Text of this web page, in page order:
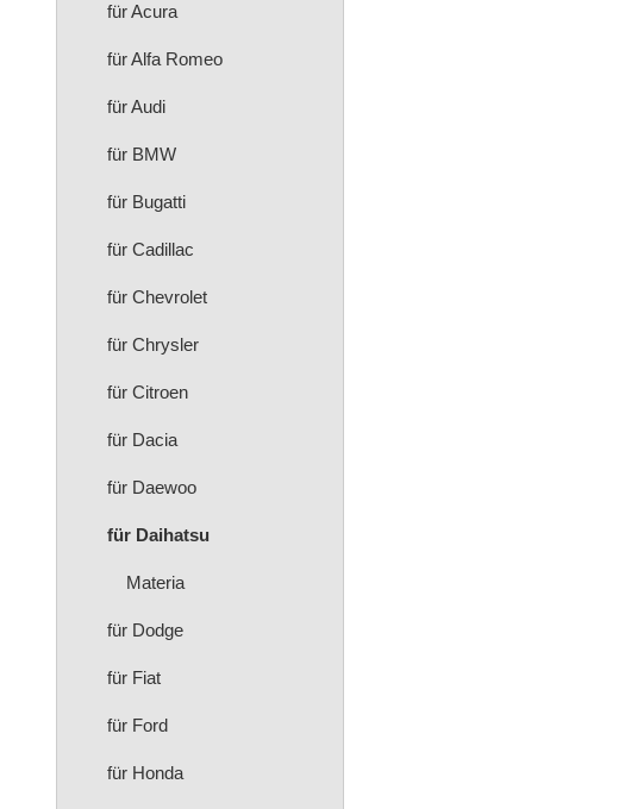
für Acura
für Alfa Romeo
für Audi
für BMW
für Bugatti
für Cadillac
für Chevrolet
für Chrysler
für Citroen
für Dacia
für Daewoo
für Daihatsu
Materia
für Dodge
für Fiat
für Ford
für Honda